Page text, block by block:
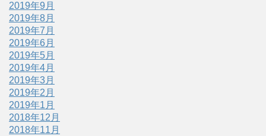
2019年9月
2019年8月
2019年7月
2019年6月
2019年5月
2019年4月
2019年3月
2019年2月
2019年1月
2018年12月
2018年11月